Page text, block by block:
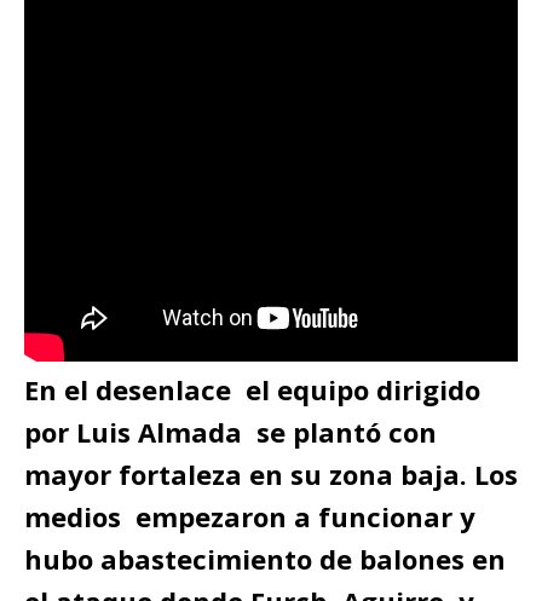
En el desenlace el equipo dirigido
por Luis Almada se plantó con
mayor fortaleza en su zona baja. Los
medios empezaron a funcionar y
hubo abastecimiento de balones en